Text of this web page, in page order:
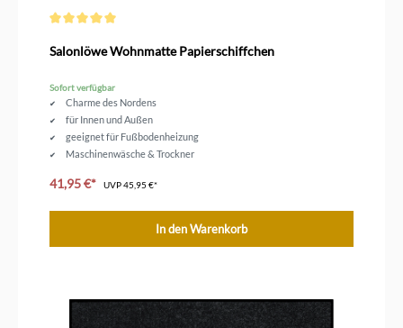
Salonlöwe Wohnmatte Papierschiffchen
Sofort verfügbar
Charme des Nordens
für Innen und Außen
geeignet für Fußbodenheizung
Maschinenwäsche & Trockner
41,95 €* UVP45,95 €*
In den Warenkorb